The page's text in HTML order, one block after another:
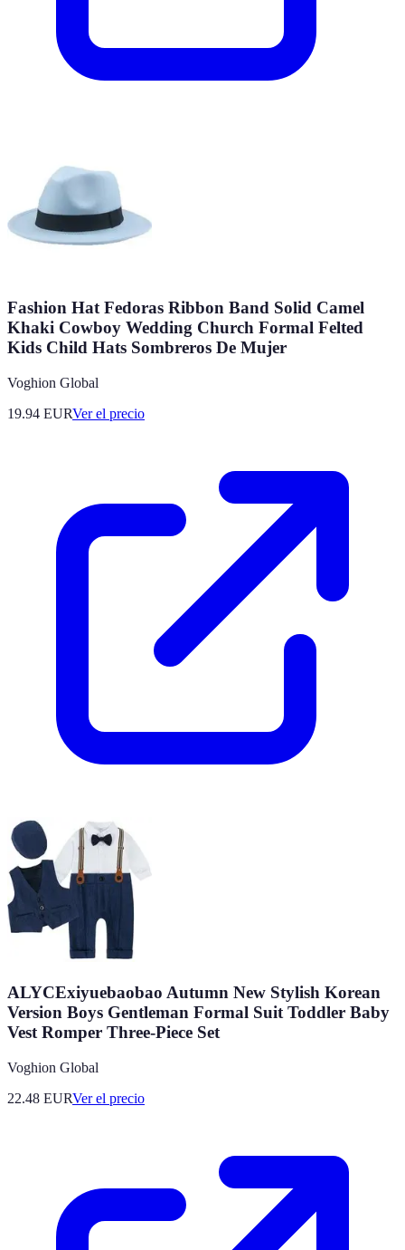
Fashion Hat Fedoras Ribbon Band Solid Camel
Khaki Cowboy Wedding Church Formal Felted
Kids Child Hats Sombreros De Mujer
Voghion Global
19.94 EURVer el precio
ALYCExiyuebaobao Autumn New Stylish Korean
Version Boys Gentleman Formal Suit Toddler Baby
Vest Romper Three-Piece Set
Voghion Global
22.48 EURVer el precio